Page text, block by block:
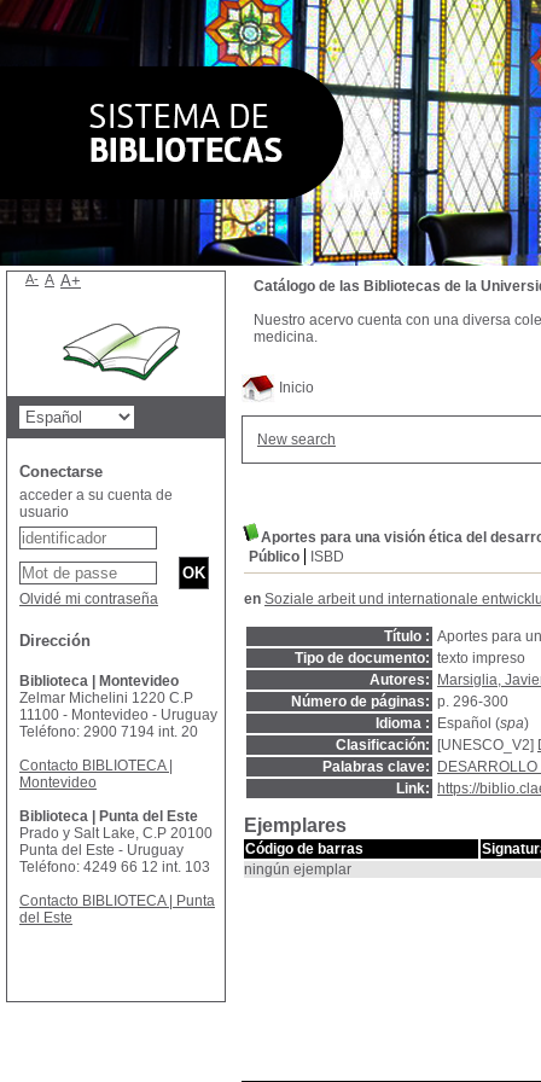
Inicio
New search
Aportes para una visión ética del
Público
ISBD
en Soziale arbeit und internationale
Título : Aportes para
Tipo de documento: texto impreso
Autores:
Marsiglia,
Número de páginas: p. 296-300
Idioma :
Español (spa)
Clasificación:
[UNESCO_V2]
Palabras clave:
Link:
https://
Ejemplares
Código de barras
ningún ejemplar
Catálogo de las Bibliotecas de la
Nuestro acervo cuenta con una diversa
medicina.
A- A A+
Conectarse
acceder a su cuenta de
usuario
Olvidé mi contraseña
Dirección
Biblioteca | Montevideo
Zelmar Michelini 1220 C.P
11100 - Montevideo - Uruguay
Teléfono: 2900 7194 int. 20
Contacto BIBLIOTECA |
Montevideo
Biblioteca | Punta del Este
Prado y Salt Lake, C.P 20100
Punta del Este - Uruguay
Teléfono: 4249 66 12 int. 103
Contacto BIBLIOTECA | Punta
del Este